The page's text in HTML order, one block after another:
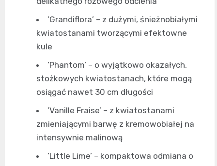
’Grandiflora’ – z dużymi, śnieżnobiałymi
kwiatostanami tworzącymi efektowne
kule
’Phantom’ – o wyjątkowo okazałych,
stożkowych kwiatostanach, które mogą
osiągać nawet 30 cm długości
’Vanille Fraise’ – z kwiatostanami
zmieniającymi barwę z kremowobiałej na
intensywnie malinową
’Little Lime’ – kompaktowa odmiana o